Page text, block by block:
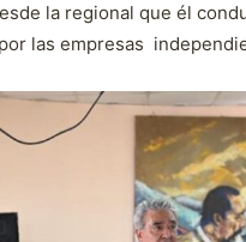
la regional que él
las empresas